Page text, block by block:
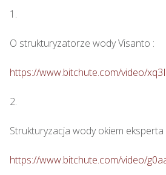
1.
O strukturyzatorze wody Visanto :
https://www.bitchute.com/video/
2.
Strukturyzacja wody okiem eksperta
https://www.bitchute.com/video/